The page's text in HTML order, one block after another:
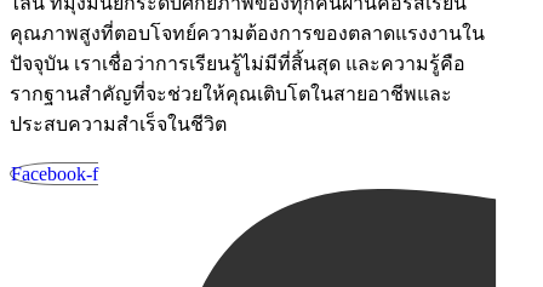
คุณภาพสูงที่ตอบโจทย์ความต้องการของตลาดแรงงานใน
ปัจจุบัน เราเชื่อว่าการเรียนรู้ไม่มีที่สิ้นสุด และความรู้คือ
รากฐานสำคัญที่จะช่วยให้คุณเติบโตในสายอาชีพและ
ประสบความสำเร็จในชีวิต
Facebook-f